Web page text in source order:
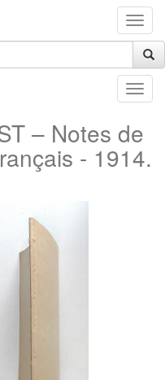
– Notes de
- 1914.